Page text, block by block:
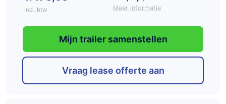
Incl. btw Meer informatie
Mijn trailer samenstellen
Vraag lease offerte aan